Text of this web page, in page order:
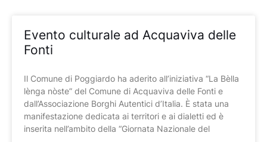
Evento culturale ad Acquaviva delle
Fonti
Il Comune di Poggiardo ha aderito all’iniziativa “La Bèlla
lènga nòste” del Comune di Acquaviva delle Fonti e
dall’Associazione Borghi Autentici d’Italia. È stata una
manifestazione dedicata ai territori e ai dialetti ed è
inserita nell’ambito della “Giornata Nazionale del